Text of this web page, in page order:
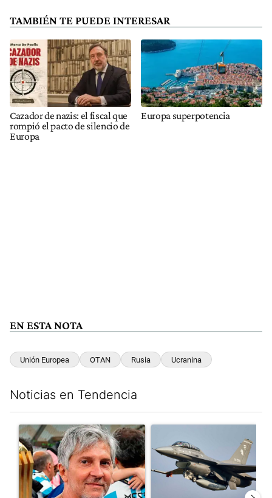
TAMBIÉN TE PUEDE INTERESAR
Cazador de nazis: el fiscal que
rompió el pacto de silencio de
Europa
Europa superpotencia
EN ESTA NOTA
Unión Europea OTAN Rusia Ucranina
Noticias en Tendencia
Un artículo de tendencia con el título "Murió Jorge Messi, el